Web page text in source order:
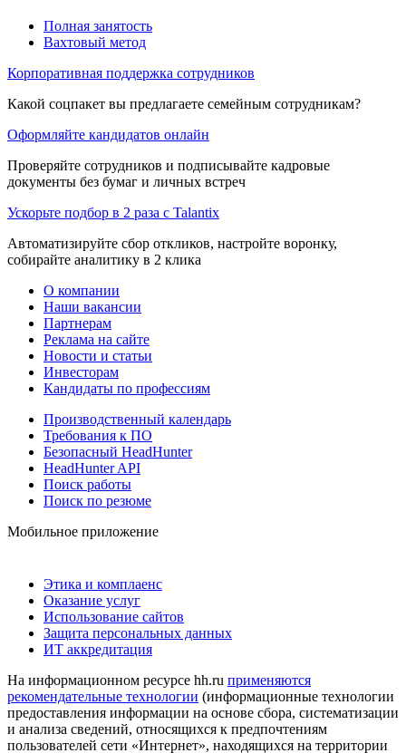
Полная занятость
Вахтовый метод
Корпоративная поддержка сотрудников
Какой соцпакет вы предлагаете семейным сотрудникам?
Оформляйте кандидатов онлайн
Проверяйте сотрудников и подписывайте кадровые
документы без бумаг и личных встреч
Ускорьте подбор в 2 раза с Talantix
Автоматизируйте сбор откликов, настройте воронку,
собирайте аналитику в 2 клика
О компании
Наши вакансии
Партнерам
Реклама на сайте
Новости и статьи
Инвесторам
Кандидаты по профессиям
Производственный календарь
Требования к ПО
Безопасный HeadHunter
HeadHunter API
Поиск работы
Поиск по резюме
Мобильное приложение
Этика и комплаенс
Оказание услуг
Использование сайтов
Защита персональных данных
ИТ аккредитация
На информационном ресурсе hh.ru применяются
рекомендательные технологии (информационные технологии
предоставления информации на основе сбора, систематизации
и анализа сведений, относящихся к предпочтениям
пользователей сети «Интернет», находящихся на территории